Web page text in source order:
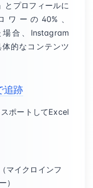
とプロフィールに
ーの40%、
場合、Instagram
的なコンテンツ
追跡
ポートしてExcel
マイクロインフ
）